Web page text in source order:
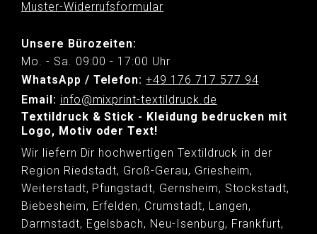
Muster-Widerrufsformular
Unsere Bürozeiten:
Mo. - Sa. 09:00 - 17:00 Uhr
WhatsApp / Telefon: +49 176 717 577 94
Email: info@mixprint-textildruck.de
Textildruck & Stick - Kleidung bedrucken mit
Logo, Motiv oder Text!
Wir liefern Dir hochwertigen Textildruck in der
Region Riedstadt, Groß-Gerau, Griesheim,
Weiterstadt, Pfungstadt, Gernsheim, Stockstadt,
Biebesheim, Erfelden, Crumstadt, Langen,
Darmstadt, Egelsbach, Neu-Isenburg, Frankfurt,